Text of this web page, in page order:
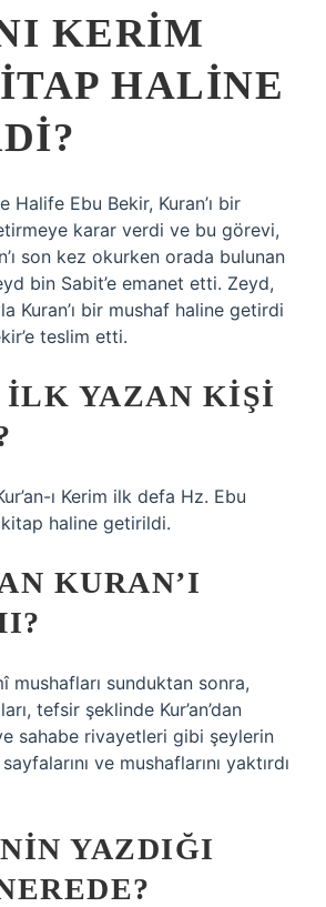
KERIM
HALINE
Halife Ebu Bekir, Kuran’ı bir
karar verdi ve bu görevi,
son kez okurken orada bulunan
bin Sabit’e emanet etti. Zeyd,
Kuran’ı bir mushaf haline getirdi
teslim etti.
YAZAN KIŞI
ı Kerim ilk defa Hz. Ebu
haline getirildi.
KURAN’I
mushafları sunduktan sonra,
tefsir şeklinde Kur’an’dan
sahabe rivayetleri gibi şeylerin
ve mushaflarını yaktırdı
YAZDIĞI